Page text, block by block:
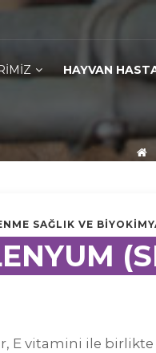
HAYVAN
SAĞLIK VE
vitamini ile birlikte